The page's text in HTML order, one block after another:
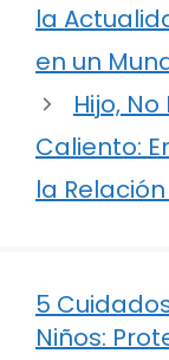
la
en un
Hijo,
Caliento:
la
5
Niños: